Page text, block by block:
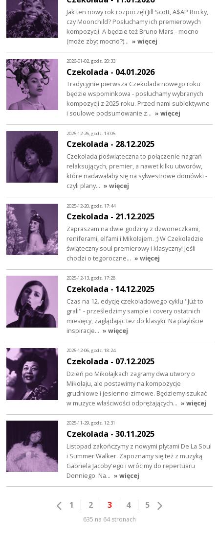
Jak ten nowy rok rozpoczęli Jill Scott, A$AP Rocky,
czy Moonchild? Posłuchamy ich premierowych
kompozycji. A będzie też Bruno Mars - mocno
(może zbyt mocno?)… » więcej
2026-01-02, godz. 20:33
Czekolada - 04.01.2026
Tradycyjnie pierwsza Czekolada nowego roku
będzie wspominkowa - posłuchamy wybranych
kompozycji z 2025 roku. Przed nami subiektywne
i soulowe podsumowanie z… » więcej
2025-12-26, godz. 13:05
Czekolada - 28.12.2025
Czekolada poświąteczna to połączenie nagrań
relaksujących, premier, a nawet kilku utworów,
które nadawałaby się na sylwestrowe domówki -
czyli plany… » więcej
2025-12-20, godz. 17:44
Czekolada - 21.12.2025
Zapraszam na dwie godziny z dzwoneczkami,
reniferami, elfami i Mikołajem. ;) W Czekoladzie
świąteczny soul premierowy i klasyczny! Jeśli
chodzi o tegoroczne… » więcej
2025-12-13, godz. 17:28
Czekolada - 14.12.2025
Czas na 12. edycję czekoladowego cyklu "Już to
grali" - prześledzimy sample i covery ostatnich
miesięcy, zaglądając też do klasyki. Na playliście
inspiracje… » więcej
2025-12-06, godz. 18:24
Czekolada - 07.12.2025
Dzień po Mikołajkach zagramy dwa utwory o
Mikołaju, ale postawimy na kompozycje
grudniowe i jesienno-zimowe. Będziemy szukać
w muzyce właściwości odprężających… » więcej
2025-11-29, godz. 12:31
Czekolada - 30.11.2025
Listopad zakończymy z nowymi płytami De La Soul
i Summer Walker. Zapoznamy się też z muzyką
Gabriela Jacoby'ego i wrócimy do repertuaru
Donniego. Na… » więcej
1 2 3 4 5
635 na 64 stronach